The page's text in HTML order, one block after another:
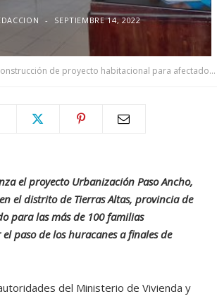
SEPTIEMBRE 14, 2022
En Chiriquí construcción de proyecto habitacional para afectados por huracanes presenta un 45% de avance
el proyecto Urbanización Paso Ancho,
el distrito de Tierras Altas, provincia de
para las más de 100 familias
paso de los huracanes a finales de
del Ministerio de Vivienda y